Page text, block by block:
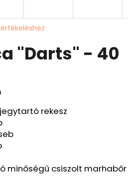
"Darts" - 40
rekesz
minőségű csiszolt marhabőr